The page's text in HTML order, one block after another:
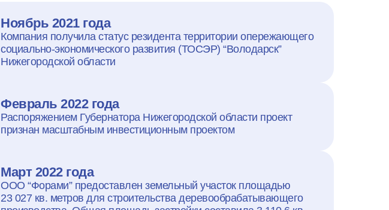
Ноябрь 2021 года
Компания получила статус резидента территории опережающего
социально-экономического развития (ТОСЭР) “Володарск”
Нижегородской области
Февраль 2022 года
Распоряжением Губернатора Нижегородской области проект
признан масштабным инвестиционным проектом
Март 2022 года
ООО “Форами” предоставлен земельный участок площадью
23 027 кв. метров для строительства деревообрабатывающего